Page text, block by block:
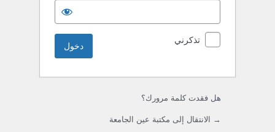
تذكرني
هل فقدت كلمة مرورك؟
→ الانتقال إلى مكتبة عين الجامعة